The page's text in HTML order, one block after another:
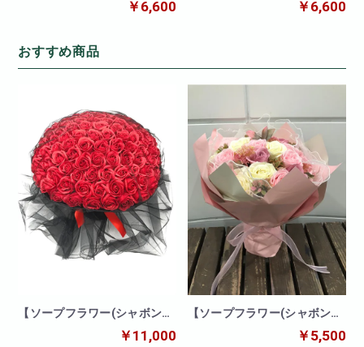
￥6,600 ￥6,600
おすすめ商品
【ソープフラワー(シャボンフ
ラワー)】99本ブーケ(レッド)
￥11,000
【ソープフラワー(シャボンフ
ラワー)】キュートブーケ￥5,500